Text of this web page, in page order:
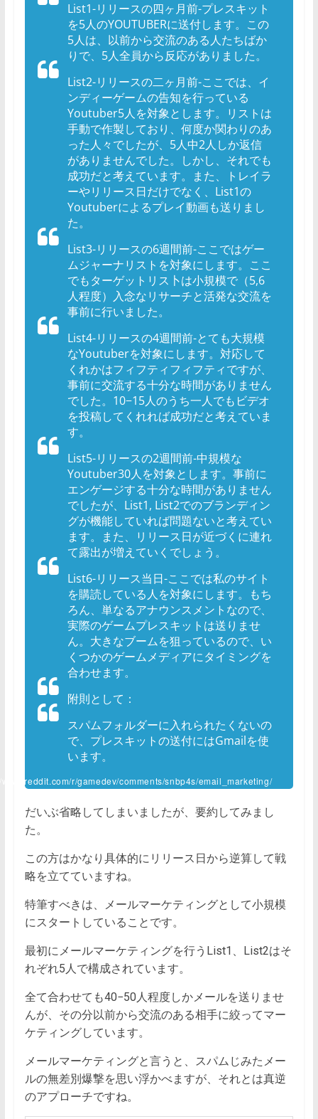
List1-リリースの四ヶ月前-プレスキット
を5人のYOUTUBERに送付します。この
5人は、以前から交流のある人たちばか
りで、5人全員から反応がありました。
List2-リリースの二ヶ月前-ここでは、イ
ンディーゲームの告知を行っている
Youtuber5人を対象とします。リストは
手動で作製しており、何度か関わりのあ
った人々でしたが、5人中2人しか返信
がありませんでした。しかし、それでも
成功だと考えています。また、トレイラ
ーやリリース日だけでなく、List1の
Youtuberによるプレイ動画も送りまし
た。
List3-リリースの6週間前-ここではゲー
ムジャーナリストを対象にします。ここ
でもターゲットリス卜は小規模で（5,6
人程度）入念なリサーチと活発な交流を
事前に行いました。
List4-リリースの4週間前-とても大規模
なYoutuberを対象にします。対応して
くれかはフィフティフィフティですが、
事前に交流する十分な時間がありません
でした。10−15人のうち一人でもビデオ
を投稿してくれれば成功だと考えていま
す。
List5-リリースの2週間前-中規模な
Youtuber30人を対象とします。事前に
エンゲージする十分な時間がありません
でしたが、List1, List2でのブランディン
グが機能していれば問題ないと考えてい
ます。また、リリース日が近づくに連れ
て露出が増えていくでしょう。
List6-リリース当日-ここでは私のサイト
を購読している人を対象にします。もち
ろん、単なるアナウンスメントなので、
実際のゲームプレスキットは送りませ
ん。大きなブームを狙っているので、い
くつかのゲームメディアにタイミングを
合わせます。
附則として：
スパムフォルダーに入れられたくないの
で、プレスキットの送付にはGmailを使
います。
r/gamedev/comments/snbp4s/email_marketing/
だいぶ省略してしまいましたが、要約してみまし
た。
この方はかなり具体的にリリース日から逆算して戦
略を立てていますね。
特筆すべきは、メールマーケティングとして小規模
にスタートしていることです。
最初にメールマーケティングを行うList1、List2はそ
れぞれ5人で構成されています。
全て合わせても40−50人程度しかメールを送りませ
んが、その分以前から交流のある相手に絞ってマー
ケティングしています。
メールマーケティングと言うと、スパムじみたメー
ルの無差別爆撃を思い浮かべますが、それとは真逆
のアプローチですね。